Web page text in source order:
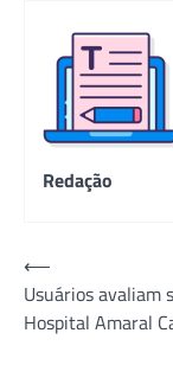
Redação
Navegação
de
Post
⟵
Usuários avaliam
Hospital Amaral